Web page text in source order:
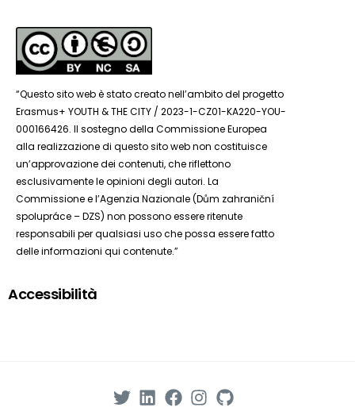
“Questo sito web è stato creato nell’ambito del progetto
Erasmus+ YOUTH & THE CITY / 2023-1-CZ01-KA220-YOU-
000166426. Il sostegno della Commissione Europea
alla realizzazione di questo sito web non costituisce
un’approvazione dei contenuti, che riflettono
esclusivamente le opinioni degli autori. La
Commissione e l’Agenzia Nazionale (Dům zahraniční
spolupráce – DZS) non possono essere ritenute
responsabili per qualsiasi uso che possa essere fatto
delle informazioni qui contenute.”
Accessibilità